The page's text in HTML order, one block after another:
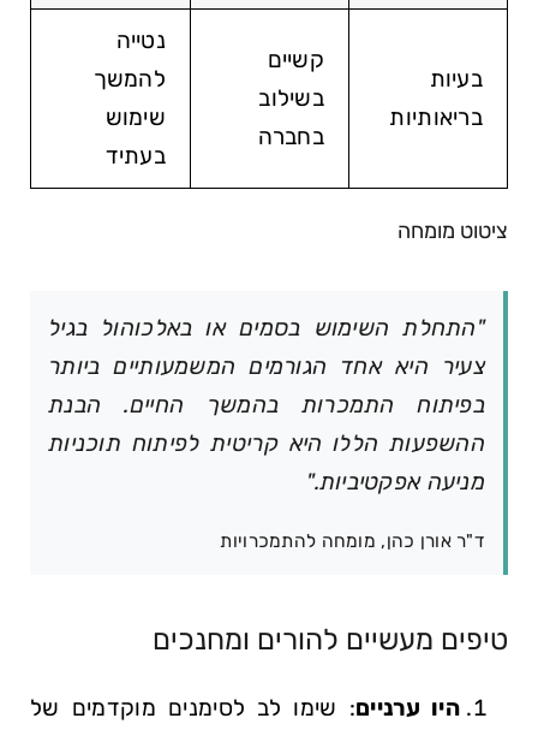
בעיות
בריאותיות
קשיים
בשילוב
בחברה
נטייה
להמשך
שימוש
בעתיד
ציטוט מומחה
"התחלת השימוש בסמים או באלכוהול בגיל
צעיר היא אחד הגורמים המשמעותיים ביותר
בפיתוח התמכרות בהמשך החיים. הבנת
ההשפעות הללו היא קריטית לפיתוח תוכניות
מניעה אפקטיביות."
ד"ר אורן כהן, מומחה להתמכרויות
טיפים מעשיים להורים ומחנכים
היו ערניים: שימו לב לסימנים מוקדמים של